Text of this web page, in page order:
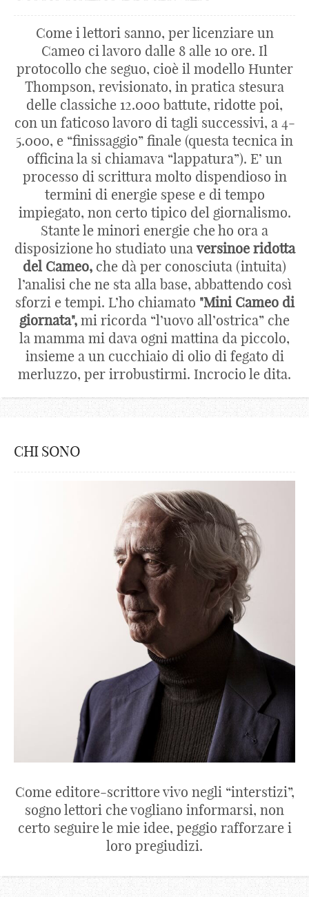
Come i lettori sanno, per licenziare un
Cameo ci lavoro dalle 8 alle 10 ore. Il
protocollo che seguo, cioè il modello Hunter
Thompson, revisionato, in pratica stesura
delle classiche 12.000 battute, ridotte poi,
con un faticoso lavoro di tagli successivi, a 4-
5.000, e “finissaggio” finale (questa tecnica in
officina la si chiamava “lappatura”). E’ un
processo di scrittura molto dispendioso in
termini di energie spese e di tempo
impiegato, non certo tipico del giornalismo.
Stante le minori energie che ho ora a
disposizione ho studiato una versinoe ridotta
del Cameo, che dà per conosciuta (intuita)
l’analisi che ne sta alla base, abbattendo così
sforzi e tempi. L’ho chiamato "Mini Cameo di
giornata", mi ricorda “l’uovo all’ostrica” che
la mamma mi dava ogni mattina da piccolo,
insieme a un cucchiaio di olio di fegato di
merluzzo, per irrobustirmi. Incrocio le dita.
CHI SONO
Come editore-scrittore vivo negli “interstizi”,
sogno lettori che vogliano informarsi, non
certo seguire le mie idee, peggio rafforzare i
loro pregiudizi.